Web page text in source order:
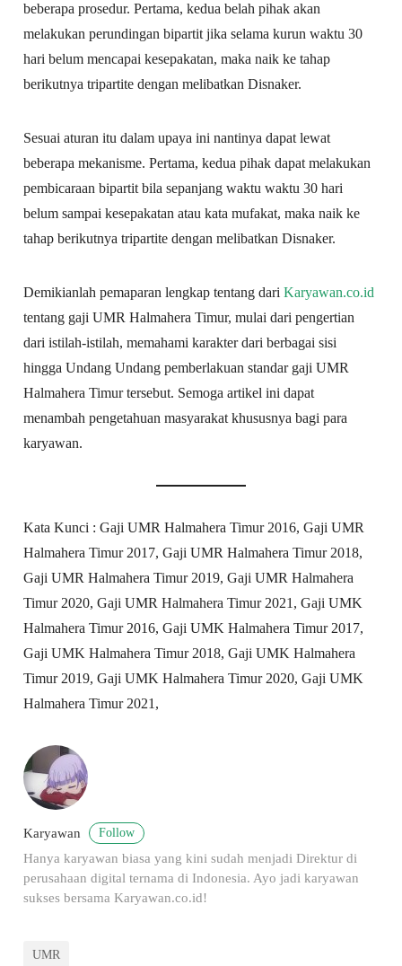
beberapa prosedur. Pertama, kedua belah pihak akan
melakukan perundingan bipartit jika selama kurun waktu 30
hari belum mencapai kesepakatan, maka naik ke tahap
berikutnya tripartite dengan melibatkan Disnaker.
Sesuai aturan itu dalam upaya ini nantinya dapat lewat
beberapa mekanisme. Pertama, kedua pihak dapat melakukan
pembicaraan bipartit bila sepanjang waktu waktu 30 hari
belum sampai kesepakatan atau kata mufakat, maka naik ke
tahap berikutnya tripartite dengan melibatkan Disnaker.
Demikianlah pemaparan lengkap tentang dariKaryawan.co.id
tentang gaji UMR Halmahera Timur, mulai dari pengertian
dari istilah-istilah, memahami karakter dari berbagai sisi
hingga Undang Undang pemberlakuan standar gaji UMR
Halmahera Timur tersebut. Semoga artikel ini dapat
menambah pengetahuan masyarakat khususnya bagi para
karyawan.
Kata Kunci : Gaji UMR Halmahera Timur 2016, Gaji UMR
Halmahera Timur 2017, Gaji UMR Halmahera Timur 2018,
Gaji UMR Halmahera Timur 2019, Gaji UMR Halmahera
Timur 2020, Gaji UMR Halmahera Timur 2021, Gaji UMK
Halmahera Timur 2016, Gaji UMK Halmahera Timur 2017,
Gaji UMK Halmahera Timur 2018, Gaji UMK Halmahera
Timur 2019, Gaji UMK Halmahera Timur 2020, Gaji UMK
Halmahera Timur 2021,
Karyawan Follow
Hanya karyawan biasa yang kini sudah menjadi Direktur di
perusahaan digital ternama di Indonesia. Ayo jadi karyawan
sukses bersama Karyawan.co.id!
UMR